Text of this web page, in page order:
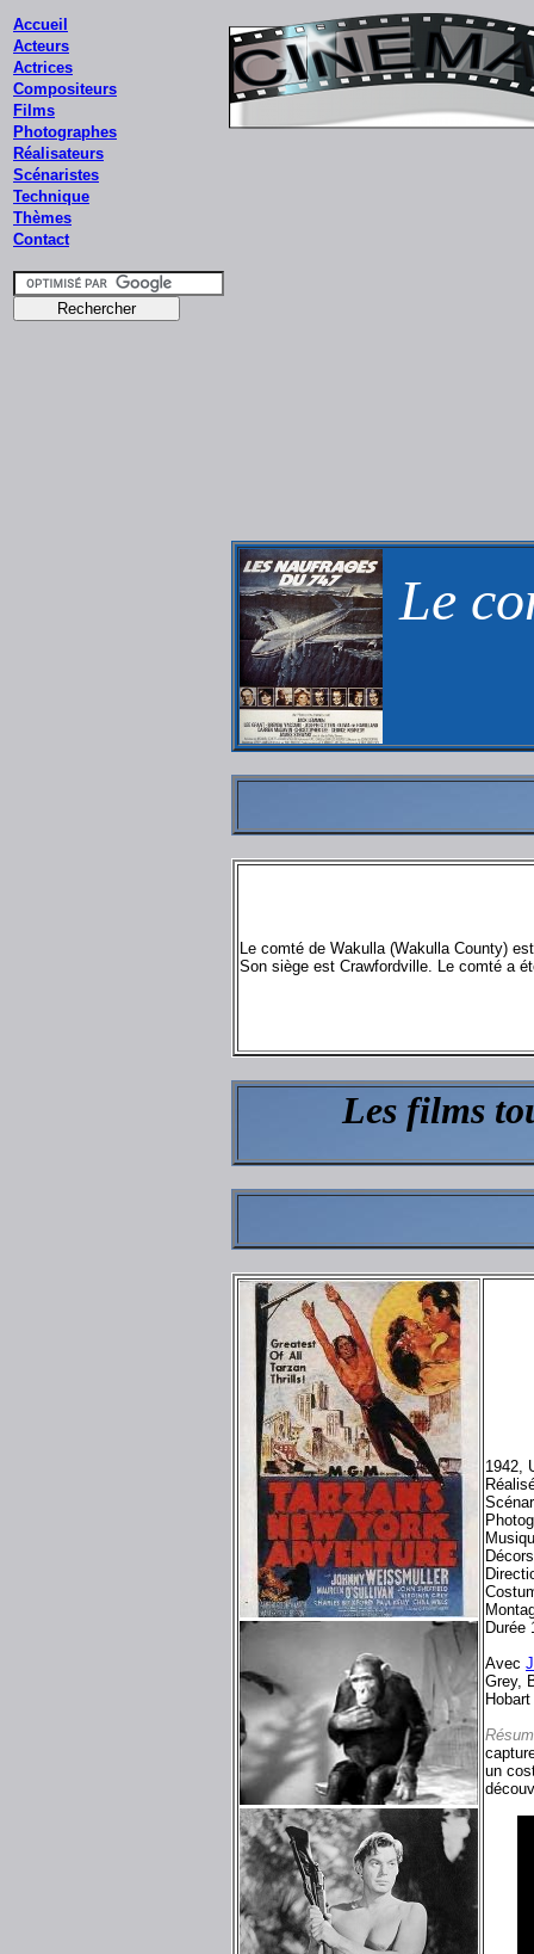
Accueil
Acteurs
Actrices
Compositeurs
Films
Photographes
Réalisateurs
Scénaristes
Technique
Thèmes
Contact
Le
Le comté de Wakulla (Wakulla County)
Son siège est Crawfordville. Le comté a
Les films
1942,
Durée
Avec
Grey,
un